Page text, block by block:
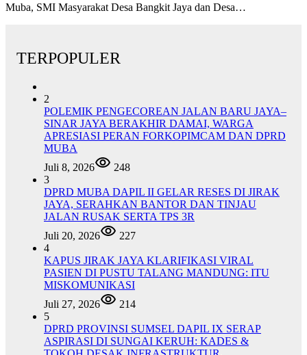
Muba, SMI Masyarakat Desa Bangkit Jaya dan Desa…
TERPOPULER
2
POLEMIK PENGECOREAN JALAN BARU JAYA–
SINAR JAYA BERAKHIR DAMAI, WARGA
APRESIASI PERAN FORKOPIMCAM DAN DPRD
MUBA
Juli 8, 2026
248
3
DPRD MUBA DAPIL II GELAR RESES DI JIRAK
JAYA, SERAHKAN BANTOR DAN TINJAU
JALAN RUSAK SERTA TPS 3R
Juli 20, 2026
227
4
KAPUS JIRAK JAYA KLARIFIKASI VIRAL
PASIEN DI PUSTU TALANG MANDUNG: ITU
MISKOMUNIKASI
Juli 27, 2026
214
5
DPRD PROVINSI SUMSEL DAPIL IX SERAP
ASPIRASI DI SUNGAI KERUH: KADES &